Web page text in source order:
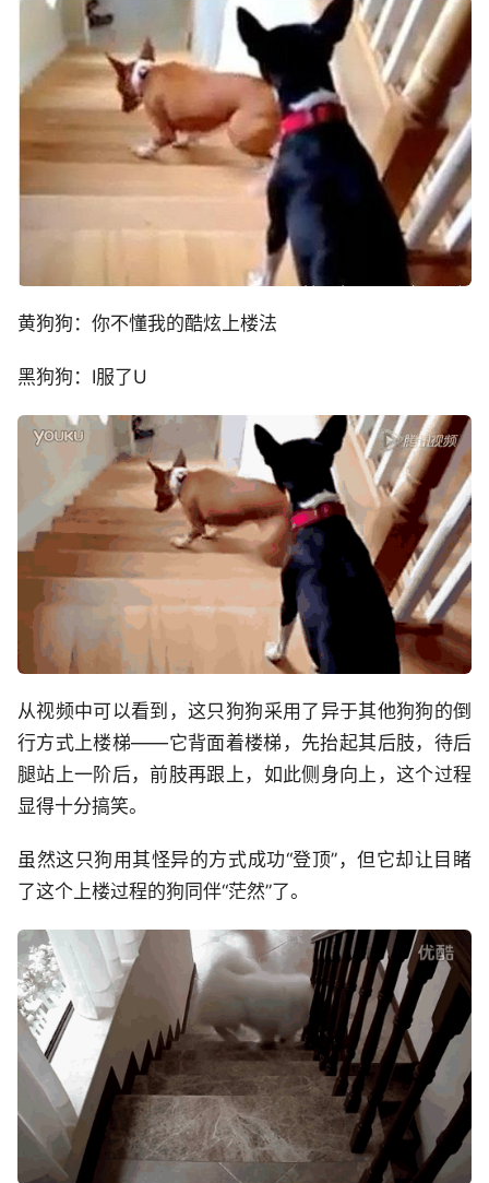
黄狗狗：你不懂我的酷炫上楼法
黑狗狗：I服了U
从视频中可以看到，这只狗狗采用了异于其他狗狗的倒
行方式上楼梯——它背面着楼梯，先抬起其后肢，待后
腿站上一阶后，前肢再跟上，如此侧身向上，这个过程
显得十分搞笑。
虽然这只狗用其怪异的方式成功“登顶”，但它却让目睹
了这个上楼过程的狗同伴“茫然”了。